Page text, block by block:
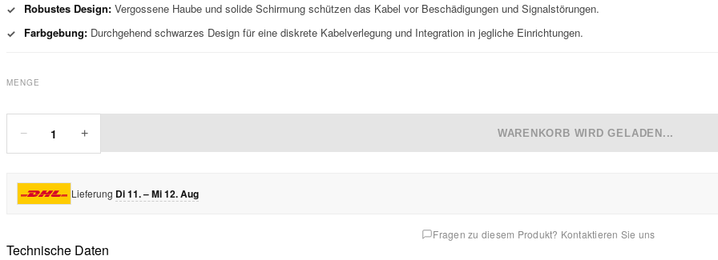
✓
Robustes Design: Vergossene Haube und solide Schirmung schützen das Kabel vor Beschädigungen und Signalstörungen.
✓
Farbgebung: Durchgehend schwarzes Design für eine diskrete Kabelverlegung und Integration in jegliche Einrichtungen.
MENGE
− 1 + WARENKORB WIRD GELADEN...
Lieferung Di 11. – Mi 12. Aug
Fragen zu diesem Produkt? Kontaktieren Sie uns
Technische Daten